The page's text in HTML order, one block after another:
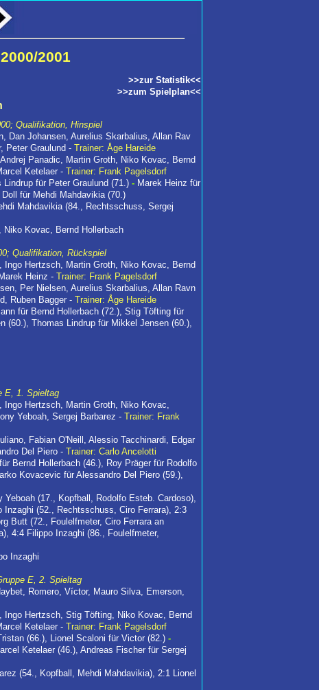
2001
>>zur Statistik<<
>>zum Spielplan<<
Qualifikation, Hinspiel
Dan Johansen, Aurelius Skarbalius, Allan Rav
Peter Graulund - Trainer: Åge Hareide
Panadic, Martin Groth, Niko Kovac, Bernd
Ketelaer - Trainer: Frank Pagelsdorf
für Peter Graulund (71.) - Marek Heinz für
für Mehdi Mahdavikia (70.)
Mahdavikia (84., Rechtsschuss, Sergej
Kovac, Bernd Hollerbach
Qualifikation, Rückspiel
Ingo Hertzsch, Martin Groth, Niko Kovac, Bernd
Heinz - Trainer: Frank Pagelsdorf
Per Nielsen, Aurelius Skarbalius, Allan Ravn
Ruben Bagger - Trainer: Åge Hareide
für Bernd Hollerbach (72.), Stig Töfting für
(60.), Thomas Lindrup für Mikkel Jensen (60.),
E, 1. Spieltag
Hertzsch, Martin Groth, Niko Kovac,
Yeboah, Sergej Barbarez - Trainer: Frank
Fabian O'Neill, Alessio Tacchinardi, Edgar
Del Piero - Trainer: Carlo Ancelotti
Bernd Hollerbach (46.), Roy Präger für Rodolfo
Kovacevic für Alessandro Del Piero (59.),
(17., Kopfball, Rodolfo Esteb. Cardoso),
(52., Rechtsschuss, Ciro Ferrara), 2:3
Butt (72., Foulelfmeter, Ciro Ferrara an
4:4 Filippo Inzaghi (86., Foulelfmeter,
Inzaghi
E, 2. Spieltag
Romero, Víctor, Mauro Silva, Emerson,
Ingo Hertzsch, Stig Töfting, Niko Kovac, Bernd
Ketelaer - Trainer: Frank Pagelsdorf
(66.), Lionel Scaloni für Victor (82.) -
Ketelaer (46.), Andreas Fischer für Sergej
(54., Kopfball, Mehdi Mahdavikia), 2:1 Lionel